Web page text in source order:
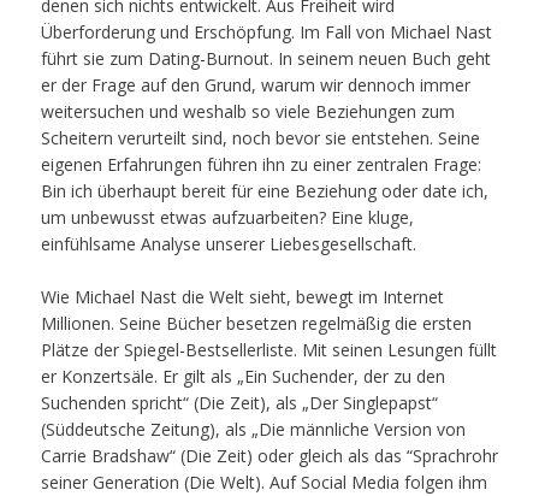
denen sich nichts entwickelt. Aus Freiheit wird
Überforderung und Erschöpfung. Im Fall von Michael Nast
führt sie zum Dating-Burnout. In seinem neuen Buch geht
er der Frage auf den Grund, warum wir dennoch immer
weitersuchen und weshalb so viele Beziehungen zum
Scheitern verurteilt sind, noch bevor sie entstehen. Seine
eigenen Erfahrungen führen ihn zu einer zentralen Frage:
Bin ich überhaupt bereit für eine Beziehung oder date ich,
um unbewusst etwas aufzuarbeiten? Eine kluge,
einfühlsame Analyse unserer Liebesgesellschaft.
Wie Michael Nast die Welt sieht, bewegt im Internet
Millionen. Seine Bücher besetzen regelmäßig die ersten
Plätze der Spiegel-Bestsellerliste. Mit seinen Lesungen füllt
er Konzertsäle. Er gilt als „Ein Suchender, der zu den
Suchenden spricht“ (Die Zeit), als „Der Singlepapst“
(Süddeutsche Zeitung), als „Die männliche Version von
Carrie Bradshaw“ (Die Zeit) oder gleich als das “Sprachrohr
seiner Generation (Die Welt). Auf Social Media folgen ihm